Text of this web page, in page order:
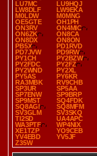
LU7MC
LU9HQJ
LW8DLF
LW9EKA
M0LDW
M0MNG
OE5GTE
OH1PH
ON3RV
ON4MIC
ON6ZK
ON8CA
ON8DX
ON8ON
PB5X
PD1RVD
PD7JVW
PD9RW
PY1CH
PY2BZW
PY2FDC
PY2FZ
PY2WND
PY2XL
PY5AS
PY6KR
RA3MBK
RV9CHB
SP3UR
SP5AA
SP7ENW
SP9BRP
SP9MST
SQ4FDK
SQ8AGI
SQ8MFM
SV3GLM
SV3SKQ
TI2SD
UA4APC
WA3PTF
WP4NIX
XE1TZP
YO9CEB
YV4EBD
YV5JF
Z35W